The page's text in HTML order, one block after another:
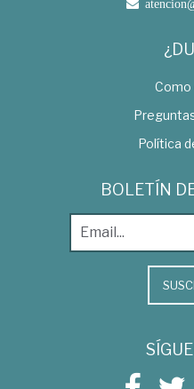
Como
Política
BOLETÍN